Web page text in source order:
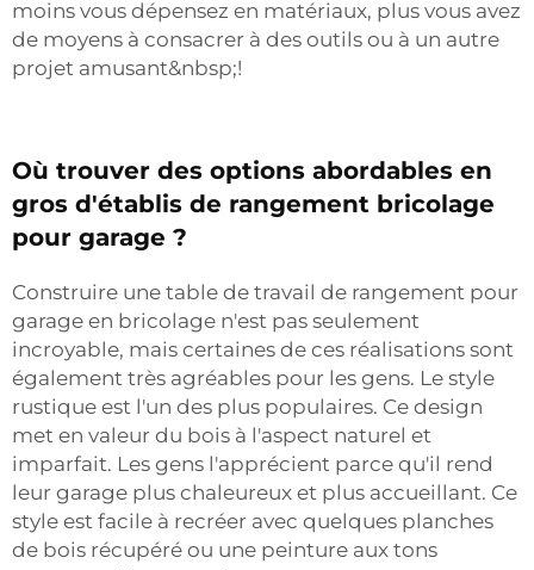
moins vous dépensez en matériaux, plus vous avez
de moyens à consacrer à des outils ou à un autre
projet amusant&nbsp;!
Où trouver des options abordables en
gros d'établis de rangement bricolage
pour garage ?
Construire une table de travail de rangement pour
garage en bricolage n'est pas seulement
incroyable, mais certaines de ces réalisations sont
également très agréables pour les gens. Le style
rustique est l'un des plus populaires. Ce design
met en valeur du bois à l'aspect naturel et
imparfait. Les gens l'apprécient parce qu'il rend
leur garage plus chaleureux et plus accueillant. Ce
style est facile à recréer avec quelques planches
de bois récupéré ou une peinture aux tons